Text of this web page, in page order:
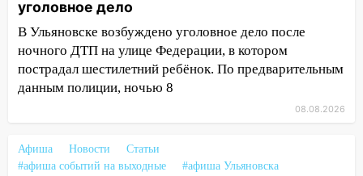
Ульяновске останется закрытым до
утра 10 августа
05:18 Судьба готовит сюрприз: гороскоп
на 8 августа — кому повезет с
деньгами, а кого ждет неожиданная
04:47
В Ульяновской области объявили
ракетную опасность: звучат сирены
уголовное дело
В Ульяновске возбуждено уголовное дело после
ночного ДТП на улице Федерации, в котором
пострадал шестилетний ребёнок. По предварительным
данным полиции, ночью 8
08.08.2026
Афиша Новости
Статьи
#афиша событий на выходные
#афиша Ульяновска